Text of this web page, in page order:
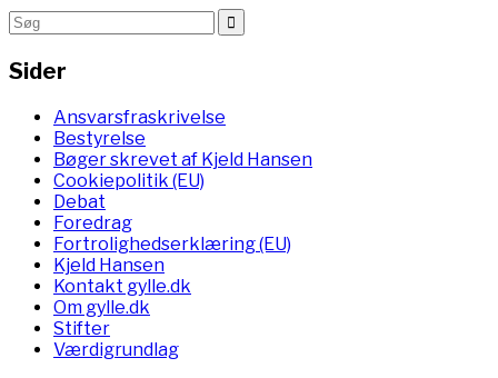
Sider
Ansvarsfraskrivelse
Bestyrelse
Bøger skrevet af Kjeld Hansen
Cookiepolitik (EU)
Debat
Foredrag
Fortrolighedserklæring (EU)
Kjeld Hansen
Kontakt gylle.dk
Om gylle.dk
Stifter
Værdigrundlag